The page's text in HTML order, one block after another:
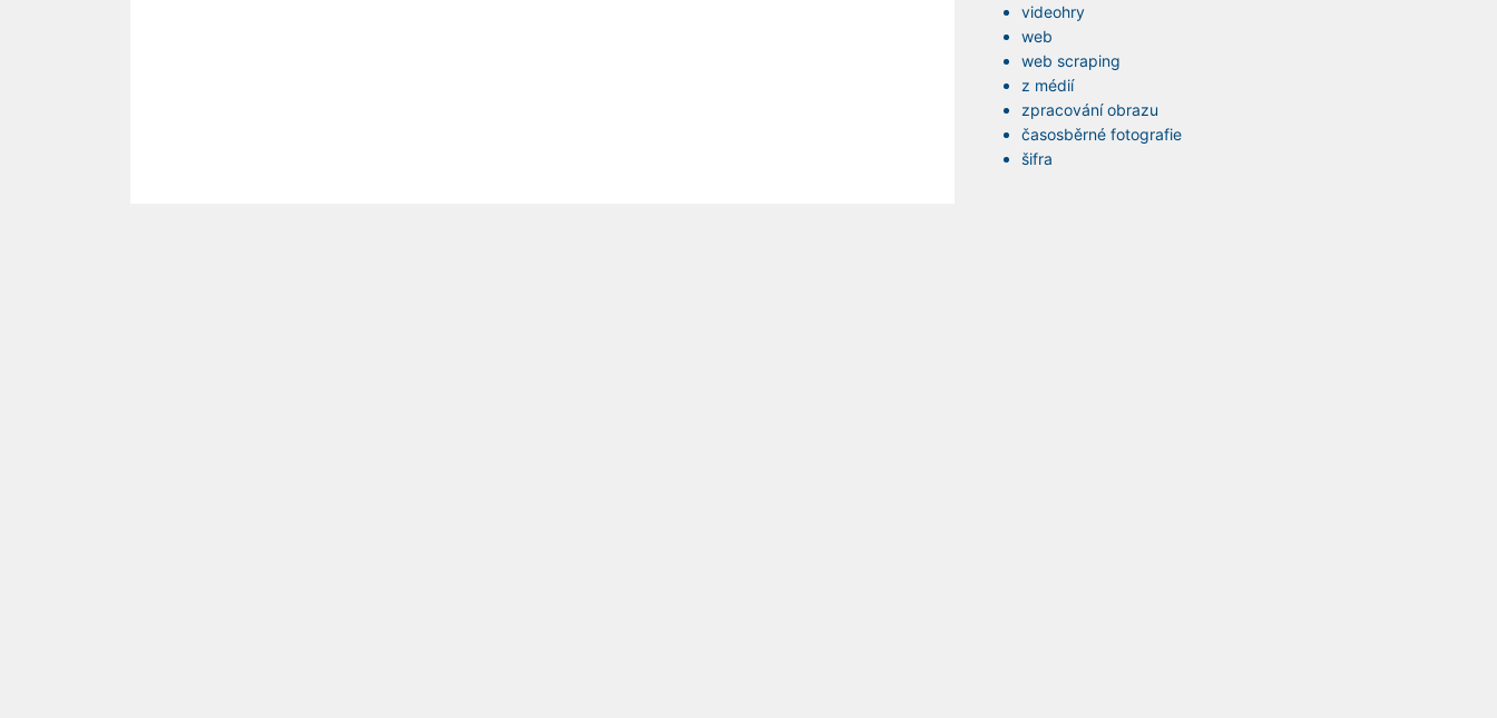
videohry
web
web scraping
z médií
zpracování obrazu
časosběrné fotografie
šifra